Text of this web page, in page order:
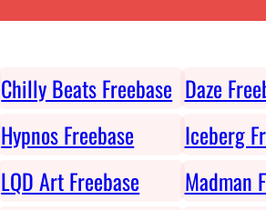
Chilly Beats Freebase Daze
Hypnos Freebase Iceberg
LQD Art Freebase Madman